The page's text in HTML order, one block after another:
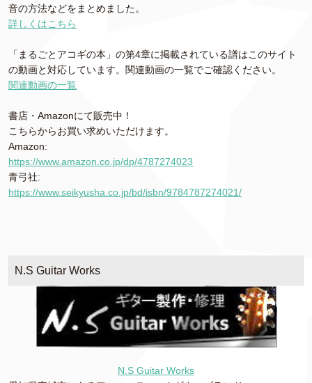
音の方法などをまとめました。
詳しくはこちら
「まるごとアコギの本」の第4章に掲載されている譜はこのサイト
の動画と対応しています。関連動画の一覧でご確認ください。
関連動画の一覧
書店・Amazonにて販売中！
こちらからお買い求めいただけます。
Amazon:
https://www.amazon.co.jp/dp/4787274023
青弓社:
https://www.seikyusha.co.jp/bd/isbn/9784787274021/
N.S Guitar Works
N.S Guitar Works